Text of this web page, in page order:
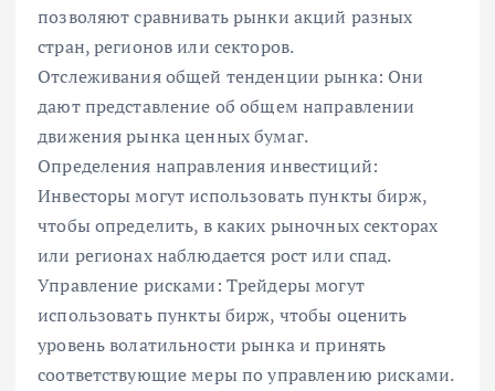
позволяют сравнивать рынки акций разных
стран, регионов или секторов.
Отслеживания общей тенденции рынка: Они
дают представление об общем направлении
движения рынка ценных бумаг.
Определения направления инвестиций:
Инвесторы могут использовать пункты бирж,
чтобы определить, в каких рыночных секторах
или регионах наблюдается рост или спад.
Управление рисками: Трейдеры могут
использовать пункты бирж, чтобы оценить
уровень волатильности рынка и принять
соответствующие меры по управлению рисками.